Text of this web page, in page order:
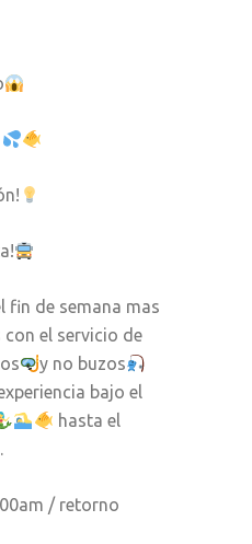
fin de semana mas
el servicio de
y no buzos
bajo el
⁣ hasta el
/ retorno